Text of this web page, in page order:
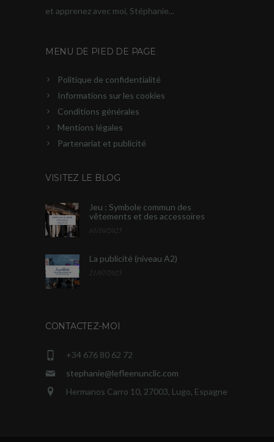
et apprenez avec moi, Stéphanie...
MENU DE PIED DE PAGE
Politique de confidentialité
Informations sur les cookies
Conditions générales
Mentions légales
Partenariat et publicité
VISITEZ LE BLOG
Jeu : Symbole commun des
vêtements et des accessoires
01/10/2025
La publicité (niveau A2)
21/07/2025
CONTACTEZ-MOI
+34 676 80 62 72
stephanie@lefleenunclic.com
Hermanos Carro 10, 27003, Lugo, Espagne